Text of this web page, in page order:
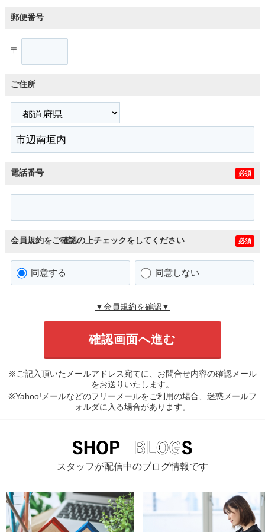
郵便番号
〒
ご住所
電話番号 必須
会員規約をご確認の上チェックをしてください 必須
同意する 同意しない
▼会員規約を確認▼
※ご記入頂いたメールアドレス宛てに、お問合せ内容の確認メール
をお送りいたします。
※Yahoo!メールなどのフリーメールをご利用の場合、迷惑メールフ
ォルダに入る場合があります。
スタッフが配信中のブログ情報です